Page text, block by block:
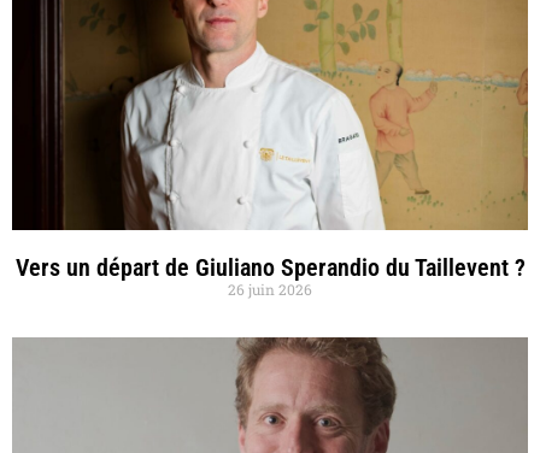
Vers un départ de Giuliano Sperandio du Taillevent ?
26 juin 2026